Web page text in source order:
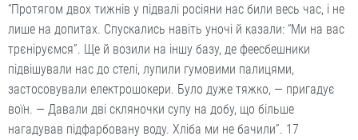
“Протягом двох тижнів у підвалі росіяни нас били весь час, і не
лише на допитах. Спускались навіть уночі й казали: “Ми на вас
трєніруємся”. Ще й возили на іншу базу, де феесбешники
підвішували нас до стелі, лупили гумовими палицями,
застосовували електрошокери. Було дуже тяжко, — пригадує
воїн. — Давали дві скляночки супу на добу, що більше
нагадував підфарбовану воду. Хліба ми не бачили”. 17